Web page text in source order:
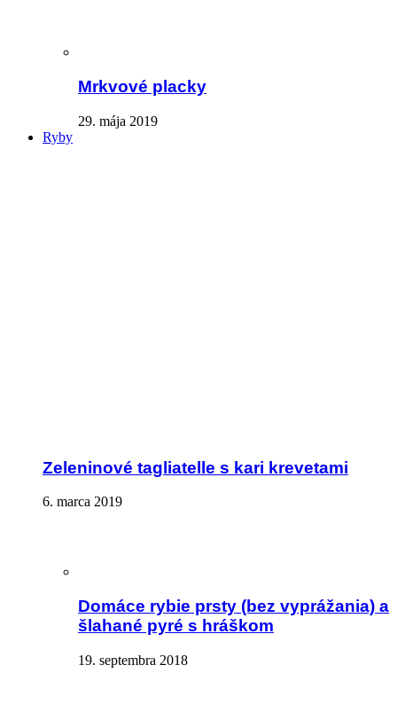
Mrkvové placky
29. mája 2019
Ryby
Zeleninové tagliatelle s kari krevetami
6. marca 2019
Domáce rybie prsty (bez vyprážania) a
šlahané pyré s hráškom
19. septembra 2018